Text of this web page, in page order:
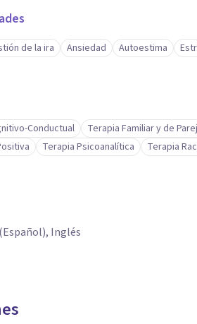
de la ira Ansiedad Autoestima
Conductual Terapia Familiar y de
Terapia Psicoanalítica Terapia
Inglés